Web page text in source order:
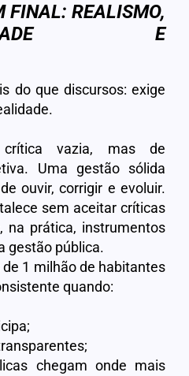
FINAL: REALISMO,
E
do que discursos: exige
vazia, mas de
Uma gestão sólida
ouvir, corrigir e evoluir.
sem aceitar críticas
na prática, instrumentos
gestão pública.
1 milhão de habitantes
quando:
chegam onde mais